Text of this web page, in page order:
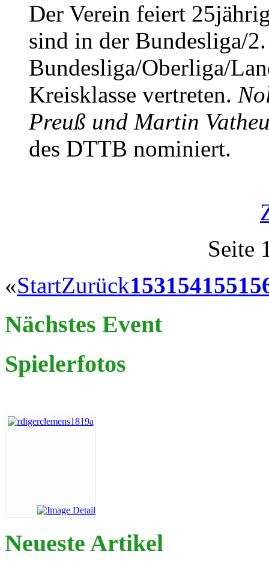
Der Verein feiert
sind in der Bundesliga/2.
Bundesliga/Oberliga/
Kreisklasse vertreten.
Preuß und Martin
des DTTB nominiert.
Seite
«StartZurück153154155
Nächstes Event
Spielerfotos
Neueste Artikel